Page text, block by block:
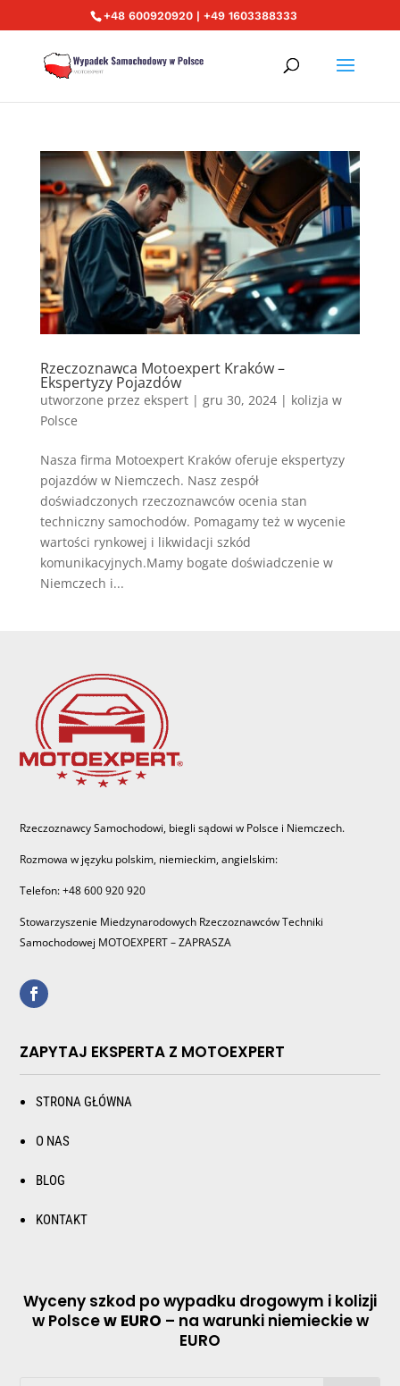
+48 600920920 | +49 1603388333
Rzeczoznawca Motoexpert Kraków –
Ekspertyzy Pojazdów
utworzone przez ekspert| gru 30, 2024| kolizja w
Polsce
Nasza firma Motoexpert Kraków oferuje ekspertyzy
pojazdów w Niemczech. Nasz zespół
doświadczonych rzeczoznawców ocenia stan
techniczny samochodów. Pomagamy też w wycenie
wartości rynkowej i likwidacji szkód
komunikacyjnych.Mamy bogate doświadczenie w
Niemczech i...
Rzeczoznawcy Samochodowi, biegli sądowi w Polsce i Niemczech.
Rozmowa w języku polskim, niemieckim, angielskim:
Telefon: +48 600 920 920
Stowarzyszenie Miedzynarodowych Rzeczoznawców Techniki
Samochodowej MOTOEXPERT – ZAPRASZA
ZAPYTAJ EKSPERTA Z MOTOEXPERT
STRONA GŁÓWNA
O NAS
BLOG
KONTAKT
Wyceny szkod po wypadku drogowym i kolizji
w Polscew EURO – na warunki niemieckie w
EURO